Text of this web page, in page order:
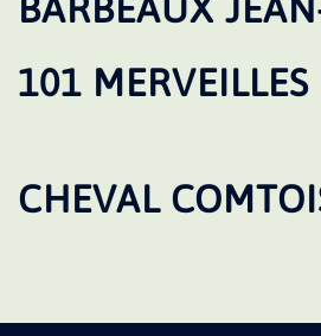
BARBEAUX
101
CHEVAL